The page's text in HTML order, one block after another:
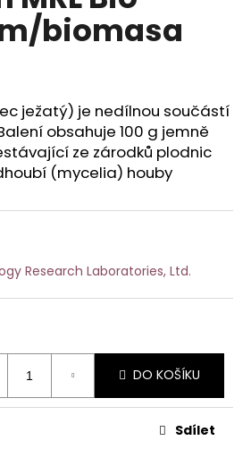
biomasa
ježatý) je nedílnou součástí
obsahuje 100 g jemně
ze zárodků plodnic
(mycelia) houby
Research Laboratories, Ltd.
DO KOŠÍKU
Sdílet
HLEDAT